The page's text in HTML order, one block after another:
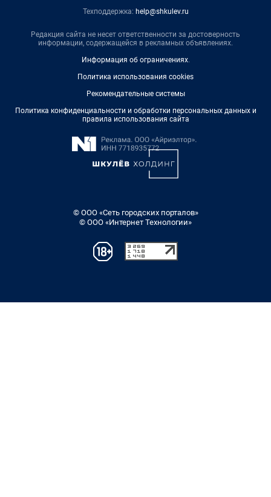
Техподдержка: help@shkulev.ru
Редакция сайта не несет ответственности за достоверность
информации, содержащейся в рекламных объявлениях.
Информация об ограничениях.
Политика использования cookies
Рекомендательные системы
Политика конфиденциальности и обработки персональных данных и
правила использования сайта
© ООО «Сеть городских порталов»
© ООО «Интернет Технологии»